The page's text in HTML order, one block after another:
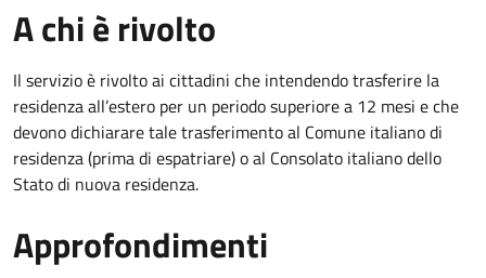
A chi è rivolto
Il servizio è rivolto ai cittadini che intendendo trasferire la
residenza all’estero per un periodo superiore a 12 mesi e che
devono dichiarare tale trasferimento al Comune italiano di
residenza (prima di espatriare) o al Consolato italiano dello
Stato di nuova residenza.
Approfondimenti